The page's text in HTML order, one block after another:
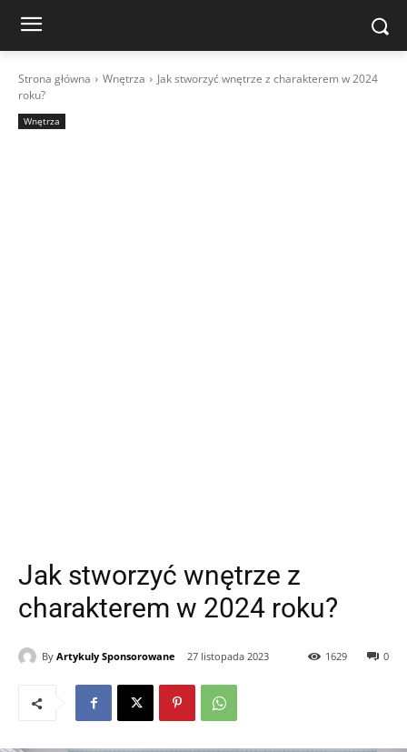
Strona główna Wnętrza
Jak stworzyć wnętrze z charakterem w 2024
roku?
Wnętrza
Jak stworzyć wnętrze z
charakterem w 2024 roku?
By Artykuly Sponsorowane 27 listopada 2023 0
1629